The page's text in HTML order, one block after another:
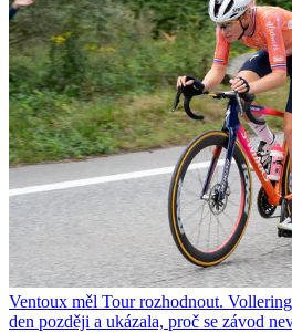
Ventoux měl Tour rozhodnout.
den později a ukázala, proč se závod